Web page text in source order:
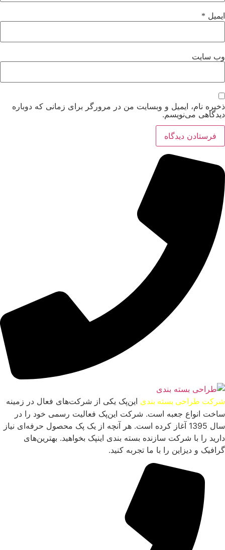
ایمیل *
وب‌ سایت
ذخیره نام، ایمیل و وبسایت من در مرورگر برای زمانی که دوباره
دیدگاهی می‌نویسم.
شرکت طراحی بسته بندی این‌پک یکی از شرکت‌های فعال در زمینه
ساخت انواع جعبه است. شرکت این‌پک فعالیت رسمی خود را در
سال 1395 آغاز کرده است. هر آنچه از یک پک محصول حرفه‌ای نیاز
دارید را با شرکت سازنده بسته بندی اینپک بخواهید. بهترین‌های
گرافیک و دیزاین را با ما تجربه کنید.